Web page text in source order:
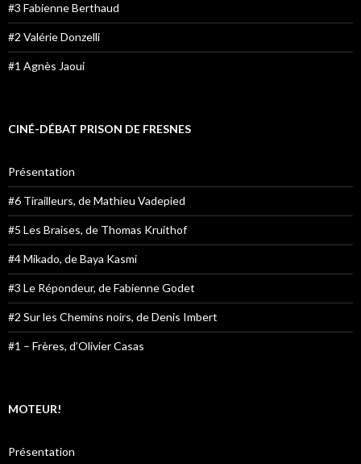
#3 Fabienne Berthaud
#2 Valérie Donzelli
#1 Agnès Jaoui
CINÉ-DÉBAT PRISON DE FRESNES
Présentation
#6 Tirailleurs, de Mathieu Vadepied
#5 Les Braises, de Thomas Kruithof
#4 Mikado, de Baya Kasmi
#3 Le Répondeur, de Fabienne Godet
#2 Sur les Chemins noirs, de Denis Imbert
#1 – Frères, d’Olivier Casas
MOTEUR!
Présentation